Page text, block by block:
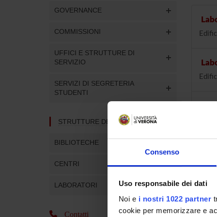
Consenso
Uso responsabile dei dati
Noi e i nostri 1022 partner
cookie per memorizzare e
GOVERNANCE
COMMISSIONI
UFFICI E STRUTTURE DI
SERVIZIO
SERVIZI DI SEGRETERIA
STUDENTI
STRUTTURE DEL DIPARTIMENTO
BIBLIOTECHE
CENTRI
LABORATORI
Contatti